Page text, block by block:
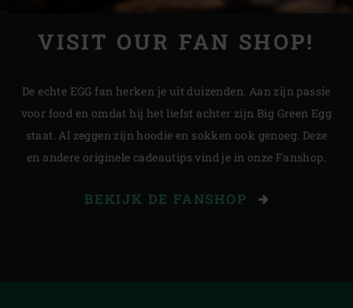
VISIT OUR FAN SHOP!
De echte EGG fan herken je uit duizenden. Aan zijn passie
voor food en omdat hij het liefst achter zijn Big Green Egg
staat. Al zeggen zijn hoodie en sokken ook genoeg. Deze
en andere originele cadeautips vind je in onze Fanshop.
BEKIJK DE FANSHOP